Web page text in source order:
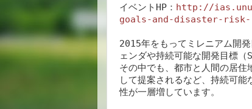
イベントHP： http://
goals-and-disaster-risk-
2015年をもってミレニアム開
ェンダや持続可能な開発目標（
その中でも、都市と人間の居住
して提案されるなど、持続
性が一層増しています。